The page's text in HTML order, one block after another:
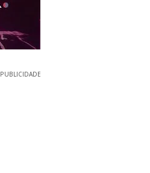
PUBLICIDADE